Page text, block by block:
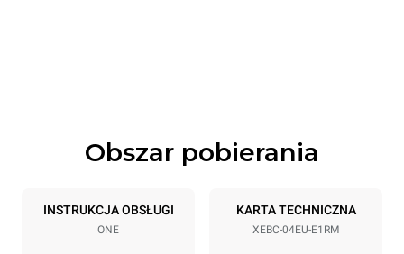
Specyfikacje blach
4 600x400
Rozstaw blach
Obszar pobierania
INSTRUKCJA OBSŁUGI
ONE
KARTA TECHNICZNA
XEBC-04EU-E1RM